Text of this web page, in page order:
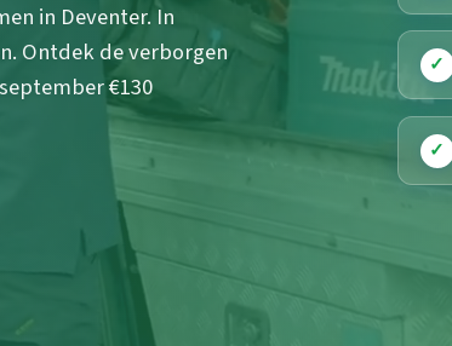
in Deventer. In
Ontdek de verborgen
€130
✓
✓